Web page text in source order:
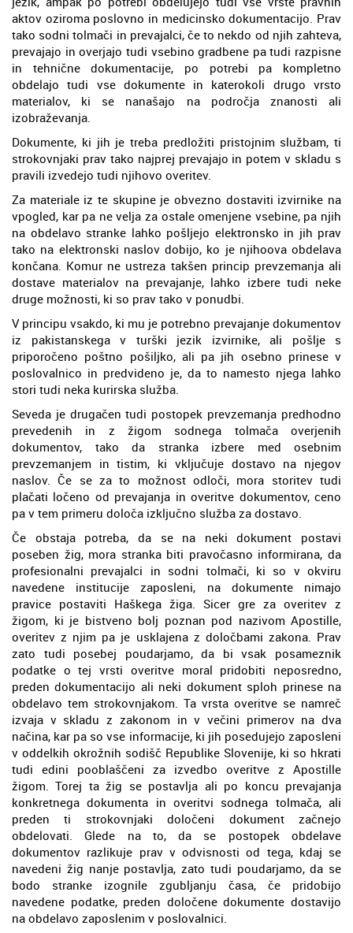
aktov oziroma poslovno in medicinsko dokumentacijo. Prav
tako sodni tolmači in prevajalci, če to nekdo od njih zahteva,
prevajajo in overjajo tudi vsebino gradbene pa tudi razpisne
in tehnične dokumentacije, po potrebi pa kompletno
obdelajo tudi vse dokumente in katerokoli drugo vrsto
materialov, ki se nanašajo na področja znanosti ali
izobraževanja.
Dokumente, ki jih je treba predložiti pristojnim službam, ti
strokovnjaki prav tako najprej prevajajo in potem v skladu s
pravili izvedejo tudi njihovo overitev.
Za materiale iz te skupine je obvezno dostaviti izvirnike na
vpogled, kar pa ne velja za ostale omenjene vsebine, pa njih
na obdelavo stranke lahko pošljejo elektronsko in jih prav
tako na elektronski naslov dobijo, ko je njihoova obdelava
končana. Komur ne ustreza takšen princip prevzemanja ali
dostave materialov na prevajanje, lahko izbere tudi neke
druge možnosti, ki so prav tako v ponudbi.
V principu vsakdo, ki mu je potrebno prevajanje dokumentov
iz pakistanskega v turški jezik izvirnike, ali pošlje s
priporočeno poštno pošiljko, ali pa jih osebno prinese v
poslovalnico in predvideno je, da to namesto njega lahko
stori tudi neka kurirska služba.
Seveda je drugačen tudi postopek prevzemanja predhodno
prevedenih in z žigom sodnega tolmača overjenih
dokumentov, tako da stranka izbere med osebnim
prevzemanjem in tistim, ki vključuje dostavo na njegov
naslov. Če se za to možnost odloči, mora storitev tudi
plačati ločeno od prevajanja in overitve dokumentov, ceno
pa v tem primeru določa izključno služba za dostavo.
Če obstaja potreba, da se na neki dokument postavi
poseben žig, mora stranka biti pravočasno informirana, da
profesionalni prevajalci in sodni tolmači, ki so v okviru
navedene institucije zaposleni, na dokumente nimajo
pravice postaviti Haškega žiga. Sicer gre za overitev z
žigom, ki je bistveno bolj poznan pod nazivom Apostille,
overitev z njim pa je usklajena z določbami zakona. Prav
zato tudi posebej poudarjamo, da bi vsak posameznik
podatke o tej vrsti overitve moral pridobiti neposredno,
preden dokumentacijo ali neki dokument sploh prinese na
obdelavo tem strokovnjakom. Ta vrsta overitve se namreč
izvaja v skladu z zakonom in v večini primerov na dva
načina, kar pa so vse informacije, ki jih posedujejo zaposleni
v oddelkih okrožnih sodišč Republike Slovenije, ki so hkrati
tudi edini pooblaščeni za izvedbo overitve z Apostille
žigom. Torej ta žig se postavlja ali po koncu prevajanja
konkretnega dokumenta in overitvi sodnega tolmača, ali
preden ti strokovnjaki določeni dokument začnejo
obdelovati. Glede na to, da se postopek obdelave
dokumentov razlikuje prav v odvisnosti od tega, kdaj se
navedeni žig nanje postavlja, zato tudi poudarjamo, da se
bodo stranke izognile zgubljanju časa, če pridobijo
navedene podatke, preden določene dokumente dostavijo
na obdelavo zaposlenim v poslovalnici.